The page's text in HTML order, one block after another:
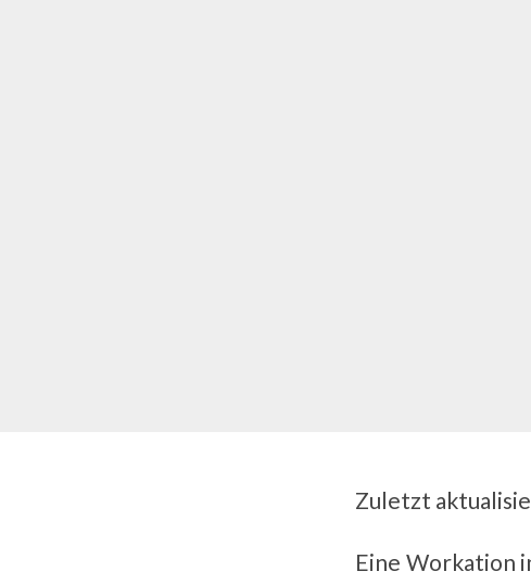
Zuletzt
Eine Workation